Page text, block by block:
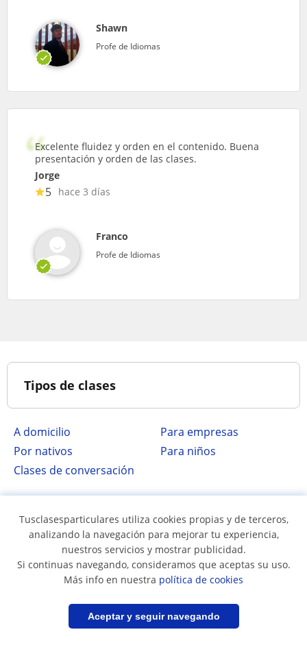
Guardar búsqueda
Shawn
Profe de Idiomas
Excelente fluidez y orden en el contenido. Buena
presentación y orden de las clases.
Jorge
5 hace 3 días
Franco
Profe de Idiomas
Tipos de clases
A domicilio
para empresas
por nativos
para niños
clases de conversación
Idiomas
Clases particulares de
Inglés en Santiago
Clases de español en
Santiago
Clases particulares de
Francés en Santiago
Clases de alemán en
Santiago
Tusclasesparticulares utiliza cookies propias y de terceros,
analizando la navegación para mejorar tu experiencia,
nuestros servicios y mostrar publicidad.
Si continuas navegando, consideramos que aceptas su uso.
Más info en nuestra política de cookies
Aceptar y seguir navegando